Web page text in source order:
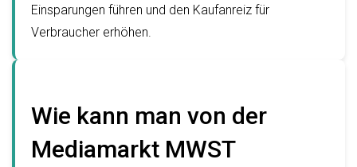
Einsparungen führen und den Kaufanreiz für
Verbraucher erhöhen.
Wie kann man von der
Mediamarkt MWST